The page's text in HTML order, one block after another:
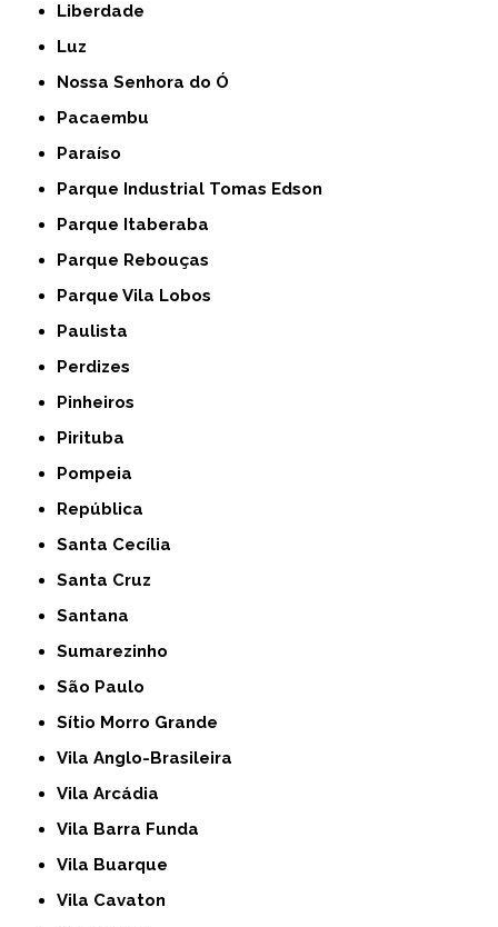
Liberdade
Luz
Nossa Senhora do Ó
Pacaembu
Paraíso
Parque Industrial Tomas Edson
Parque Itaberaba
Parque Rebouças
Parque Vila Lobos
Paulista
Perdizes
Pinheiros
Pirituba
Pompeia
República
Santa Cecília
Santa Cruz
Santana
Sumarezinho
São Paulo
Sítio Morro Grande
Vila Anglo-Brasileira
Vila Arcádia
Vila Barra Funda
Vila Buarque
Vila Cavaton